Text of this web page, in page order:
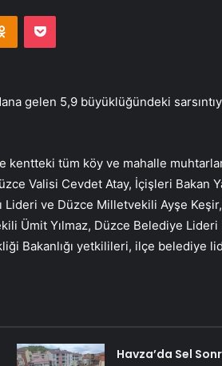
Odnoklassniki
Pocket
gelen 5,9 büyüklüğündeki
kentteki tüm köy ve mahalle
Valisi Cevdet Atay, İçişleri Bakan
Lideri ve Düzce Milletvekili Ayşe
Ümit Yılmaz, Düzce Belediye Lideri
Bakanlığı yetkilileri, ilçe belediye
Havza’da Sel